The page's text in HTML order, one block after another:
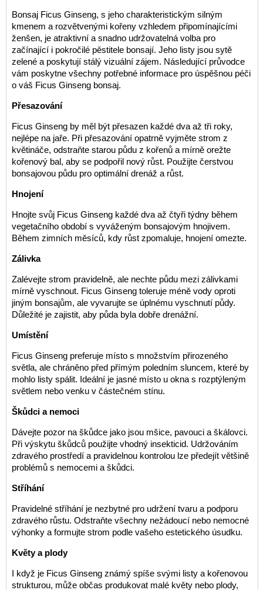
Bonsaj Ficus Ginseng, s jeho charakteristickým silným
kmenem a rozvětvenými kořeny vzhledem připomínajícími
ženšen, je atraktivní a snadno udržovatelná volba pro
začínající i pokročilé pěstitele bonsají. Jeho listy jsou sytě
zelené a poskytují stálý vizuální zájem. Následující průvodce
vám poskytne všechny potřebné informace pro úspěšnou péči
o váš Ficus Ginseng bonsaj.
Přesazování
Ficus Ginseng by měl být přesazen každé dva až tři roky,
nejlépe na jaře. Při přesazování opatrně vyjměte strom z
květináče, odstraňte starou půdu z kořenů a mírně orežte
kořenový bal, aby se podpořil nový růst. Použijte čerstvou
bonsajovou půdu pro optimální drenáž a růst.
Hnojení
Hnojte svůj Ficus Ginseng každé dva až čtyři týdny během
vegetačního období s vyváženým bonsajovým hnojivem.
Během zimních měsíců, kdy růst zpomaluje, hnojení omezte.
Zálivka
Zalévejte strom pravidelně, ale nechte půdu mezi zálivkami
mírně vyschnout. Ficus Ginseng toleruje méně vody oproti
jiným bonsajům, ale vyvarujte se úplnému vyschnutí půdy.
Důležité je zajistit, aby půda byla dobře drenážní.
Umístění
Ficus Ginseng preferuje místo s množstvím přirozeného
světla, ale chráněno před přímým poledním sluncem, které by
mohlo listy spálit. Ideální je jasné místo u okna s rozptýleným
světlem nebo venku v částečném stínu.
Škůdci a nemoci
Dávejte pozor na škůdce jako jsou mšice, pavouci a škálovci.
Při výskytu škůdců použijte vhodný insekticid. Udržováním
zdravého prostředí a pravidelnou kontrolou lze předejít většině
problémů s nemocemi a škůdci.
Stříhání
Pravidelné stříhání je nezbytné pro udržení tvaru a podporu
zdravého růstu. Odstraňte všechny nežádoucí nebo nemocné
výhonky a formujte strom podle vašeho estetického úsudku.
Květy a plody
I když je Ficus Ginseng známý spíše svými listy a kořenovou
strukturou, může občas produkovat malé květy nebo plody,